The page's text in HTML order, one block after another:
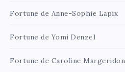
Fortune de Anne-Sophie Lapix
Fortune de Yomi Denzel
Fortune de Caroline Margeridon